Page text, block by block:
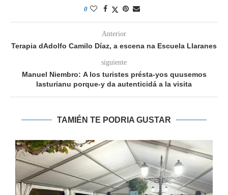
0
Anterior
Terapia dAdolfo Camilo Díaz, a escena na Escuela Llaranes
siguiente
Manuel Niembro: A los turistes présta-yos quusemos
lasturianu porque-y da autenticidá a la visita
TAMIÉN TE PODRIA GUSTAR